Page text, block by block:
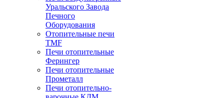
Уральского Завода
Печного
Оборудования
Отопительные печи
TMF
Печи отопительные
Ферингер
Печи отопительные
Прометалл
Печи отопительно-